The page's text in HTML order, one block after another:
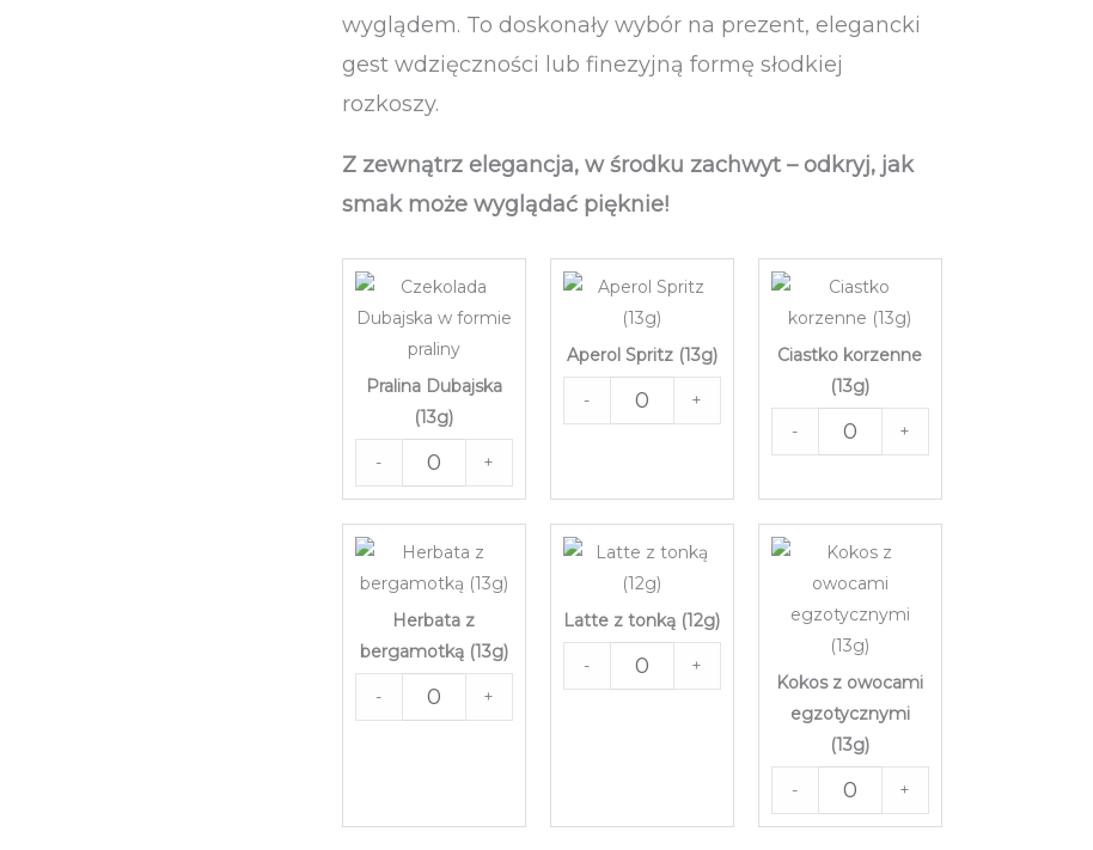
wyglądem. To doskonały wybór na prezent, elegancki
gest wdzięczności lub finezyjną formę słodkiej
rozkoszy.
Z zewnątrz elegancja, w środku zachwyt – odkryj, jak
smak może wyglądać pięknie!
Pralina Dubajska
(13g)
- +
Aperol Spritz (13g)
- +
Ciastko korzenne
(13g)
- +
Herbata z
bergamotką (13g)
- +
Latte z tonką (12g)
- +
Kokos z owocami
egzotycznymi
(13g)
- +